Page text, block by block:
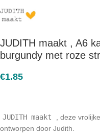
JUDITH maakt , A6
burgundy met roze
€1.85
JUDITH maakt
, deze
ontworpen door Judith.